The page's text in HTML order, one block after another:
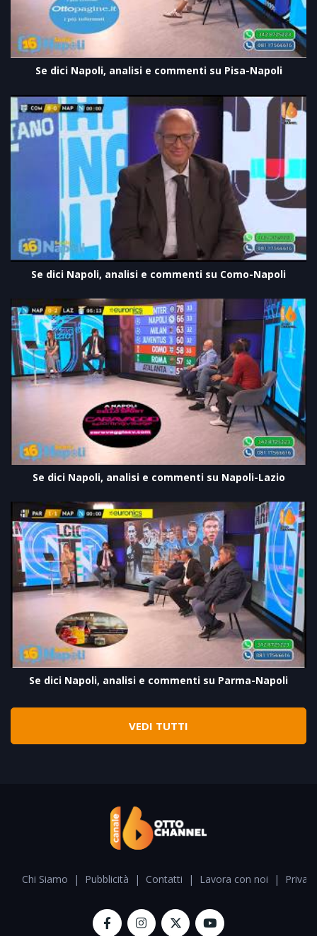
Se dici Napoli, analisi e commenti su Pisa-Napoli
Se dici Napoli, analisi e commenti su Como-Napoli
Se dici Napoli, analisi e commenti su Napoli-Lazio
Se dici Napoli, analisi e commenti su Parma-Napoli
VEDI TUTTI
Chi Siamo | Pubblicità | Contatti | Lavora con noi |